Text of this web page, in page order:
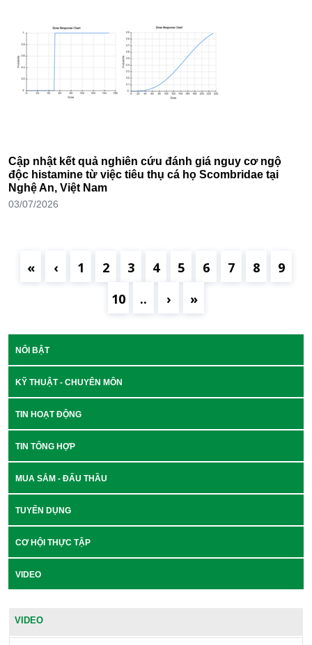
Cập nhật kết quả nghiên cứu đánh giá nguy cơ ngộ
độc histamine từ việc tiêu thụ cá họ Scombridae tại
Nghệ An, Việt Nam
03/07/2026
« ‹ 1 2 3 4 5 6 7 8
9
10
.. › »
NỔI BẬT
KỸ THUẬT - CHUYÊN MÔN
TIN HOẠT ĐỘNG
TIN TỔNG HỢP
MUA SẮM - ĐẤU THẦU
TUYỂN DỤNG
CƠ HỘI THỰC TẬP
VIDEO
VIDEO